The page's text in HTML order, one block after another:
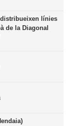
línies
de la Diagonal